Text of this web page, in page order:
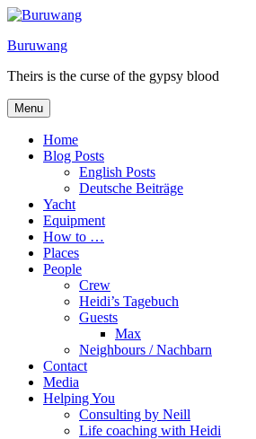
Skip
content
Buruwang
Theirs is the curse of the gypsy blood
Menu
Home
Blog Posts
English Posts
Deutsche Beiträge
Yacht
Equipment
How to …
Places
People
Crew
Heidi’s Tagebuch
Guests
Max
Neighbours / Nachbarn
Contact
Media
Helping You
Consulting by Neill
Life coaching with Heidi